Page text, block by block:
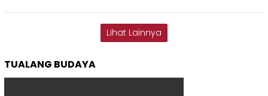
Lihat Lainnya
TUALANG BUDAYA